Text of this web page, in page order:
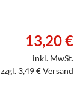
13,20 €
inkl. MwSt.
zzgl. 3,49 € Versand